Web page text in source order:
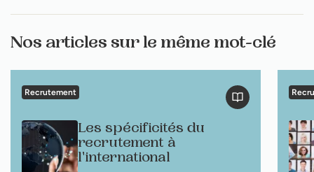
Nos articles sur le même mot-clé
Recrutement
Les spécificités du
recrutement à
l'international